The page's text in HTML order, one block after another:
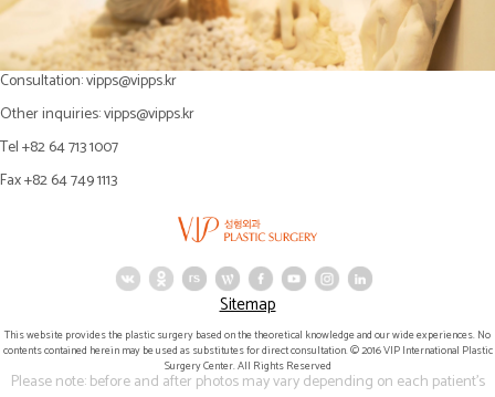
Please note: before and after photos may vary depending on each patient's
Consultation:vipps@vipps.kr
Other inquiries:vipps@vipps.kr
Tel +82 64 713 1007
Fax +82 64 749 1113
Sitemap
This website provides the plastic surgery based on the theoretical knowledge and our wide experiences. No
contents contained herein may be used as substitutes for direct consultation. © 2016 VIP International Plastic
Surgery Center. All Rights Reserved